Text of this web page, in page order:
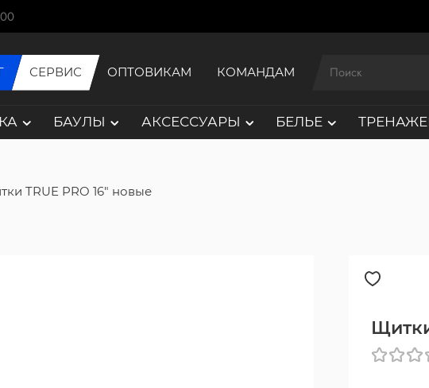
СЕРВИС ОПТОВИКАМ КОМАНДАМ
БАУЛЫ АКСЕССУАРЫ БЕЛЬЕ
TRUE PRO 16" новые